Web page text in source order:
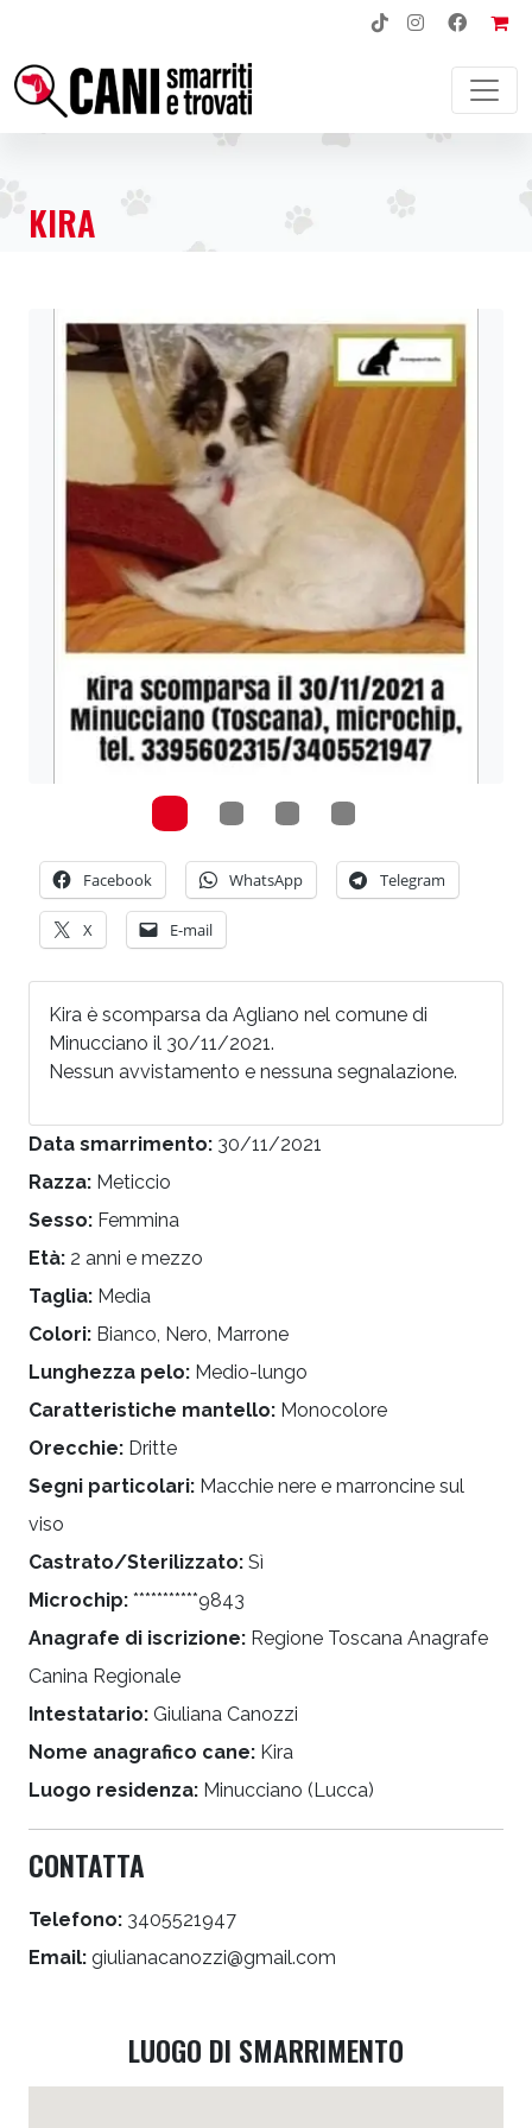
NAVIGAZIONE PRINCIPALE
KIRA
Facebook WhatsApp Telegram
X E-mail
Kira è scomparsa da Agliano nel comune di
Minucciano il 30/11/2021.
Nessun avvistamento e nessuna segnalazione.
Data smarrimento: 30/11/2021
Razza: Meticcio
Sesso: Femmina
Età: 2 anni e mezzo
Taglia: Media
Colori: Bianco, Nero, Marrone
Lunghezza pelo: Medio-lungo
Caratteristiche mantello: Monocolore
Orecchie: Dritte
Segni particolari: Macchie nere e marroncine sul
viso
Castrato/Sterilizzato: Sì
Microchip: ***********9843
Anagrafe di iscrizione: Regione Toscana Anagrafe
Canina Regionale
Intestatario: Giuliana Canozzi
Nome anagrafico cane: Kira
Luogo residenza: Minucciano (Lucca)
CONTATTA
Telefono: 3405521947
Email: giulianacanozzi@gmail.com
LUOGO DI SMARRIMENTO